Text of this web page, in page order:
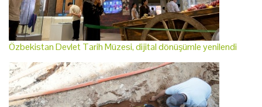
Özbekistan Devlet Tarih Müzesi, dijital dönüşümle yenilendi